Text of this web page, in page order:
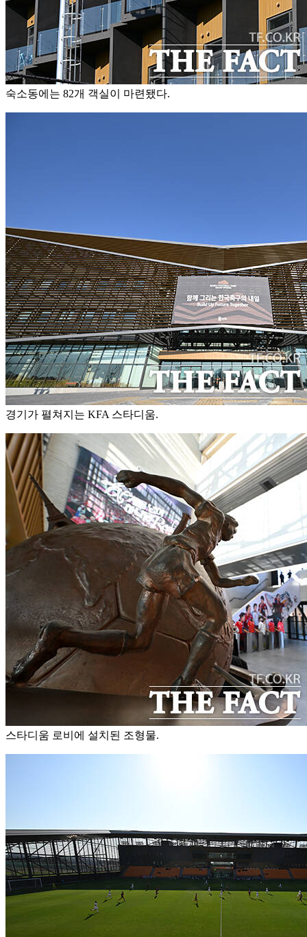
숙소동에는 82개 객실이 마련됐다.
경기가 펼쳐지는 KFA 스타디움.
스타디움 로비에 설치된 조형물.